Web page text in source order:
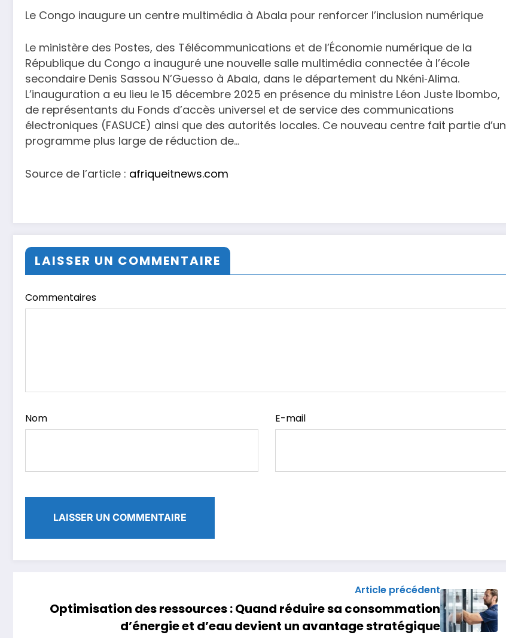
Le Congo inaugure un centre multimédia à Abala pour renforcer l’inclusion numérique
Le ministère des Postes, des Télécommunications et de l’Économie numérique de la
République du Congo a inauguré une nouvelle salle multimédia connectée à l’école
secondaire Denis Sassou N’Guesso à Abala, dans le département du Nkéni‑Alima.
L’inauguration a eu lieu le 15 décembre 2025 en présence du ministre Léon Juste Ibombo,
de représentants du Fonds d’accès universel et de service des communications
électroniques (FASUCE) ainsi que des autorités locales. Ce nouveau centre fait partie d’un
programme plus large de réduction de…
Source de l’article : afriqueitnews.com
LAISSER UN COMMENTAIRE
Commentaires
Nom E-mail
Article précédent
Optimisation des ressources : Quand réduire sa consommation
d’énergie et d’eau devient un avantage stratégique